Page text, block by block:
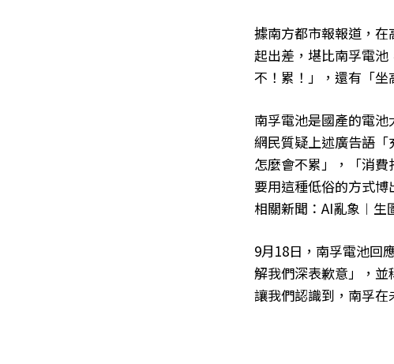
據南方都市報報道，
起出差，堪比南孚電池
不！累！」，還有「
南孚電池是國產的電池
網民質疑上述廣告語
怎麼會不累」，「消
要用這種低俗的方式博
相關新聞：AI亂象︱生
9月18日，南孚電池回
解我們深表歉意」，
讓我們認識到，南孚在